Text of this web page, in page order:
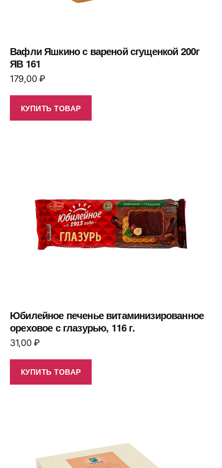
Вафли Яшкино с вареной сгущенкой 200г
ЯВ 161
179,00₽
КУПИТЬ ТОВАР
Юбилейное печенье витаминизированное
ореховое с глазурью, 116 г.
31,00₽
КУПИТЬ ТОВАР